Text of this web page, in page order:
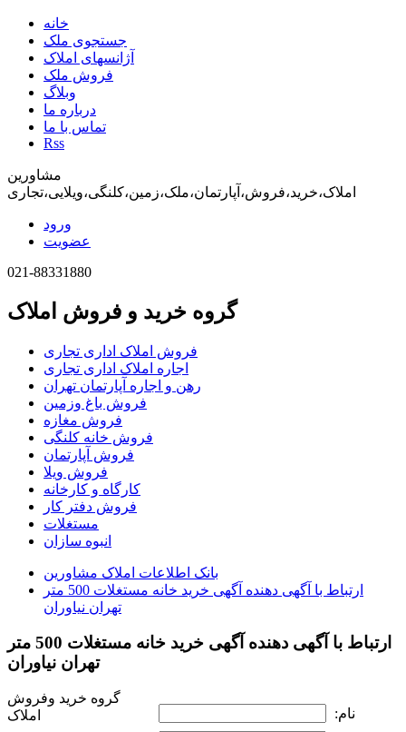
خانه
جستجوی ملک
آژانسهای املاک
فروش ملک
وبلاگ
درباره ما
تماس با ما
Rss
مشاورین
املاک،خرید،فروش،آپارتمان،ملک،زمین،کلنگی،ویلایی،تجاری
ورود
عضویت
021-88331880
گروه خرید و فروش املاک
فروش املاک اداری تجاری
اجاره املاک اداری تجاری
رهن و اجاره آپارتمان تهران
فروش باغ وزمین
فروش مغازه
فروش خانه کلنگی
فروش آپارتمان
فروش ویلا
کارگاه و کارخانه
فروش دفتر کار
مستغلات
انبوه سازان
بانک اطلاعات املاک مشاورين
ارتباط با آگهی دهنده آگهی خرید خانه مستغلات 500 متر
تهران نياوران
ارتباط با آگهی دهنده آگهی خرید خانه مستغلات 500 متر
تهران نياوران
نام:
گروه خرید وفروش
املاک